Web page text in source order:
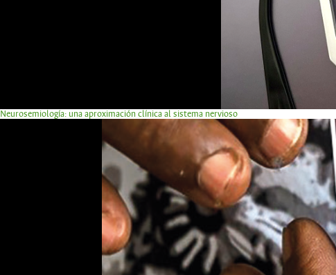
Neurosemiología: una aproximación clínica al sistema nervioso